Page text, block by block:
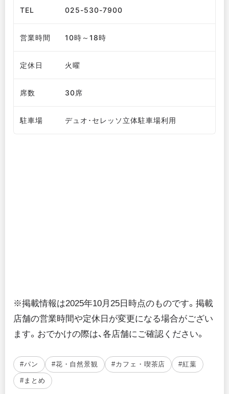
TEL 025-530-7900
営業時間 10時～18時
定休日 火曜
席数 30席
駐車場 デュオ･セレッソ立体駐車場利用
※掲載情報は2025年10月25日時点のものです。掲載
店舗の営業時間や定休日が変更になる場合がござい
ます。おでかけの際は、各店舗にご確認ください。
#パン #花・自然景観 #カフェ・喫茶店 #紅葉
#まとめ